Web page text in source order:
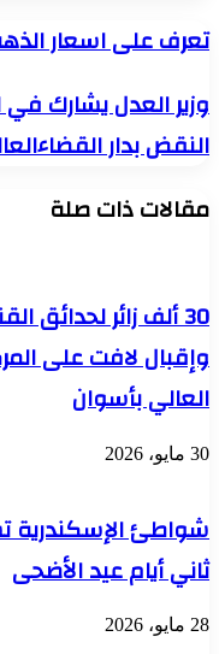
تعرف
على
الذهب
عيار
18
جنيها
تعرف على اسعار الذهب عيار 18
وزير
العدل
يشارك
اليوبيل
القضاءالعالي
وزير العدل يشارك في
النقض بدار
مقالات ذات صلة
30 ألف زائر لحدائق
وإقبال لافت على
العالي بأسوان
30 مايو، 2026
شواطئ
ثاني أيام عيد الأضحى
28 مايو، 2026